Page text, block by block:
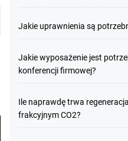
Jakie uprawnienia są
Jakie wyposażenie jest
konferencji firmowej?
Ile naprawdę trwa
frakcyjnym CO2?